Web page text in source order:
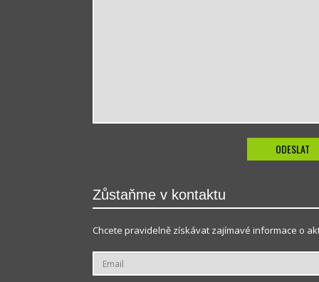
Zůstaňme v kontaktu
Chcete pravidelně získávat zajímavé informace o